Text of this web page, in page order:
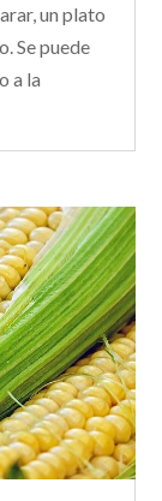
un plato
Se puede
a la